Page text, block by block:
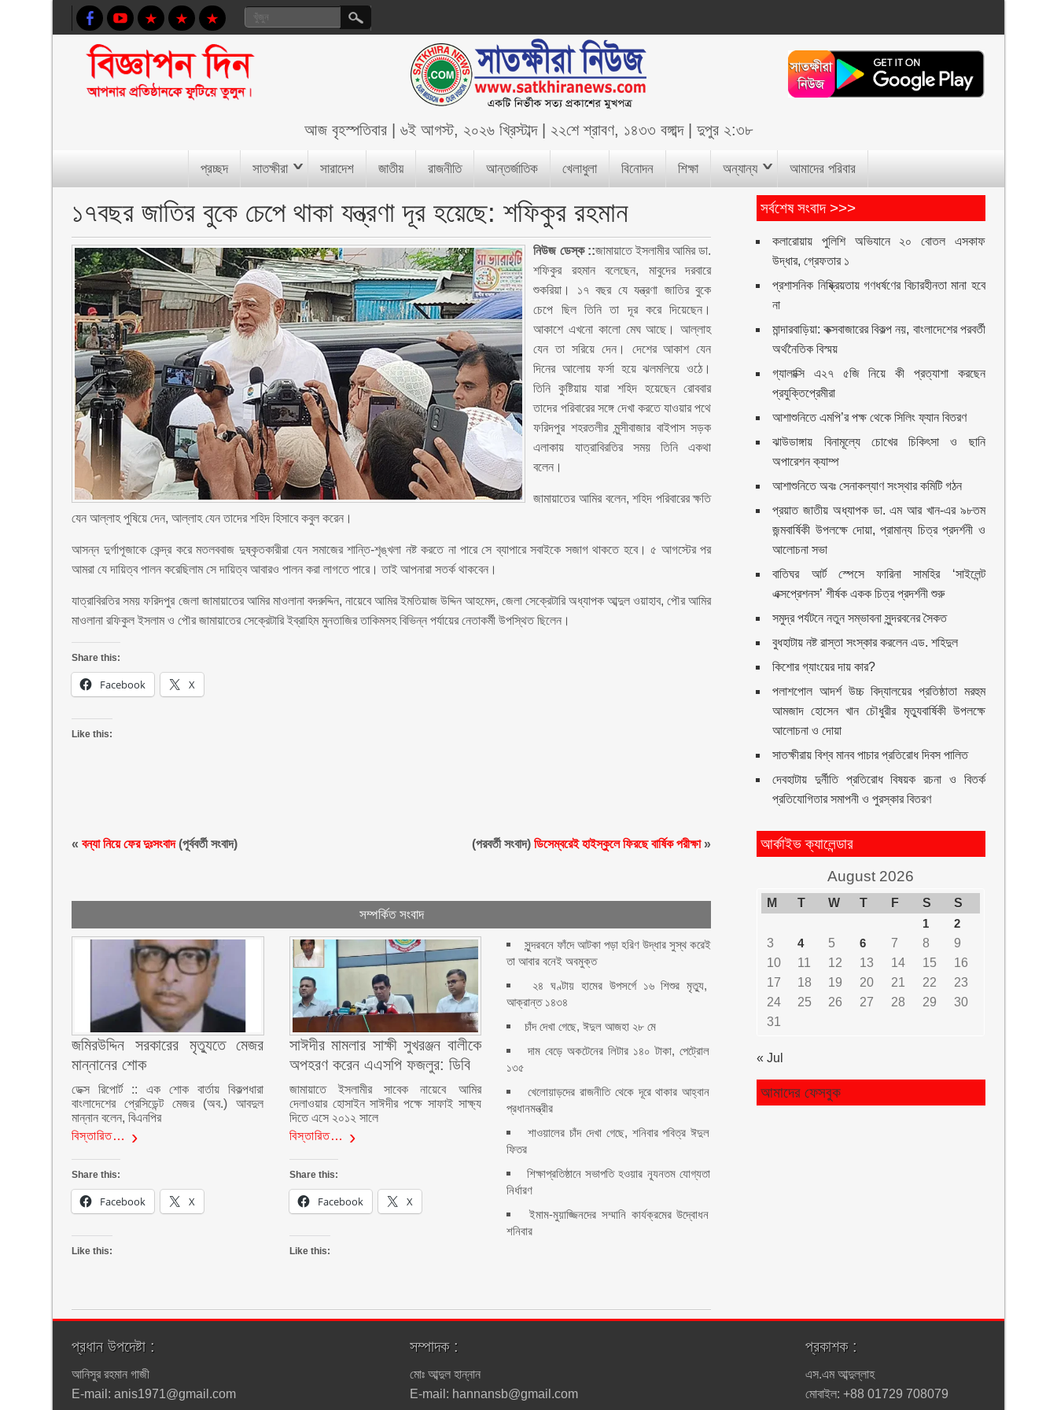
আজ বৃহস্পতিবার| ৬ই আগস্ট, ২০২৬ খ্রিস্টাব্দ| ২২শে শ্রাবণ, ১৪৩৩ বঙ্গাব্দ| দুপুর ২:৩৮
প্রচ্ছদ সাতক্ষীরা সারাদেশ জাতীয় রাজনীতি আন্তর্জাতিক খেলাধুলা বিনোদন শিক্ষা অন্যান্য আমাদের পরিবার
১৭বছর জাতির বুকে চেপে থাকা যন্ত্রণা দূর হয়েছে: শফিকুর রহমান
নিউজ ডেস্ক ::জামায়াতে ইসলামীর আমির ডা.
শফিকুর রহমান বলেছেন, মাবুদের দরবারে
শুকরিয়া। ১৭ বছর যে যন্ত্রণা জাতির বুকে
চেপে ছিল তিনি তা দূর করে দিয়েছেন।
আকাশে এখনো কালো মেঘ আছে। আল্লাহ
যেন তা সরিয়ে দেন। দেশের আকাশ যেন
দিনের আলোয় ফর্সা হয়ে ঝলমলিয়ে ওঠে।
তিনি কুষ্টিয়ায় যারা শহিদ হয়েছেন রোববার
তাদের পরিবারের সঙ্গে দেখা করতে যাওয়ার পথে
ফরিদপুর শহরতলীর মুন্সীবাজার বাইপাস সড়ক
এলাকায় যাত্রাবিরতির সময় তিনি একথা
বলেন।
জামায়াতের আমির বলেন, শহিদ পরিবারের ক্ষতি
যেন আল্লাহ পুষিয়ে দেন, আল্লাহ যেন তাদের শহিদ হিসাবে কবুল করেন।
আসন্ন দুর্গাপূজাকে কেন্দ্র করে মতলববাজ দুষ্কৃতকারীরা যেন সমাজের শান্তি-শৃঙ্খলা নষ্ট করতে না পারে সে ব্যাপারে সবাইকে সজাগ থাকতে হবে। ৫ আগস্টের পর
আমরা যে দায়িত্ব পালন করেছিলাম সে দায়িত্ব আবারও পালন করা লাগতে পারে। তাই আপনারা সতর্ক থাকবেন।
যাত্রাবিরতির সময় ফরিদপুর জেলা জামায়াতের আমির মাওলানা বদরুদ্দিন, নায়েবে আমির ইমতিয়াজ উদ্দিন আহমেদ, জেলা সেক্রেটারি অধ্যাপক আব্দুল ওয়াহাব, পৌর আমির
মাওলানা রফিকুল ইসলাম ও পৌর জামায়াতের সেক্রেটারি ইব্রাহিম মুনতাজির তাকিমসহ বিভিন্ন পর্যায়ের নেতাকর্মী উপস্থিত ছিলেন।
Share this:
Facebook X
Like this:
«বন্যা নিয়ে ফের দুঃসংবাদ(পূর্ববর্তী সংবাদ) (পরবর্তী সংবাদ)ডিসেম্বরেই হাইস্কুলে ফিরছে বার্ষিক পরীক্ষা»
সম্পর্কিত সংবাদ
জমিরউদ্দিন সরকারের মৃত্যুতে মেজর
মান্নানের শোক
ডেক্স রিপোর্ট :: এক শোক বার্তায় বিকল্পধারা
বাংলাদেশের প্রেসিডেন্ট মেজর (অব.) আবদুল
মান্নান বলেন, বিএনপির
বিস্তারিত…
Share this:
Facebook X
Like this:
সাঈদীর মামলার সাক্ষী সুখরঞ্জন বালীকে
অপহরণ করেন এএসপি ফজলুর: ডিবি
জামায়াতে ইসলামীর সাবেক নায়েবে আমির
দেলাওয়ার হোসাইন সাঈদীর পক্ষে সাফাই সাক্ষ্য
দিতে এসে ২০১২ সালে
বিস্তারিত…
Share this:
Facebook X
Like this:
সুন্দরবনে ফাঁদে আটকা পড়া হরিণ উদ্ধার সুস্থ করেই
তা আবার বনেই অবমুক্ত
২৪ ঘণ্টায় হামের উপসর্গে ১৬ শিশুর মৃত্যু,
আক্রান্ত ১৪৩৪
চাঁদ দেখা গেছে, ঈদুল আজহা ২৮ মে
দাম বেড়ে অকটেনের লিটার ১৪০ টাকা, পেট্রোল
১৩৫
খেলোয়াড়দের রাজনীতি থেকে দূরে থাকার আহ্বান
প্রধানমন্ত্রীর
শাওয়ালের চাঁদ দেখা গেছে, শনিবার পবিত্র ঈদুল
ফিতর
শিক্ষাপ্রতিষ্ঠানে সভাপতি হওয়ার ন্যূনতম যোগ্যতা
নির্ধারণ
ইমাম-মুয়াজ্জিনদের সম্মানি কার্যক্রমের উদ্বোধন
শনিবার
সর্বশেষ সংবাদ >>>
কলারোয়ায় পুলিশি অভিযানে ২০ বোতল এসকাফ
উদ্ধার, গ্রেফতার ১
প্রশাসনিক নিষ্ক্রিয়তায় গণধর্ষণের বিচারহীনতা মানা হবে
না
মান্দারবাড়িয়া: কক্সবাজারের বিকল্প নয়, বাংলাদেশের পরবর্তী
অর্থনৈতিক বিস্ময়
গ্যালাক্সি এ২৭ ৫জি নিয়ে কী প্রত্যাশা করছেন
প্রযুক্তিপ্রেমীরা
আশাশুনিতে এমপি’র পক্ষ থেকে সিলিং ফ্যান বিতরণ
ঝাউডাঙ্গায় বিনামূল্যে চোখের চিকিৎসা ও ছানি
অপারেশন ক্যাম্প
আশাশুনিতে অবঃ সেনাকল্যাণ সংস্থার কমিটি গঠন
প্রয়াত জাতীয় অধ্যাপক ডা. এম আর খান-এর ৯৮তম
জন্মবার্ষিকী উপলক্ষে দোয়া, প্রামান্য চিত্র প্রদর্শনী ও
আলোচনা সভা
বাতিঘর আর্ট স্পেসে ফারিনা সামহির ‘সাইলেন্ট
এক্সপ্রেশনস’ শীর্ষক একক চিত্র প্রদর্শনী শুরু
সমুদ্র পর্যটনে নতুন সম্ভাবনা সুন্দরবনের সৈকত
বুধহাটায় নষ্ট রাস্তা সংস্কার করলেন এড. শহিদুল
কিশোর গ্যাংয়ের দায় কার?
পলাশপোল আদর্শ উচ্চ বিদ্যালয়ের প্রতিষ্ঠাতা মরহুম
আমজাদ হোসেন খান চৌধুরীর মৃত্যুবার্ষিকী উপলক্ষে
আলোচনা ও দোয়া
সাতক্ষীরায় বিশ্ব মানব পাচার প্রতিরোধ দিবস পালিত
দেবহাটায় দুর্নীতি প্রতিরোধ বিষয়ক রচনা ও বিতর্ক
প্রতিযোগিতার সমাপনী ও পুরস্কার বিতরণ
আর্কাইভ ক্যালেন্ডার
August 2026
M T W T F S
S
1
2
3
4 5 6 7 8
9
10
11 12 13 14 15
16
17
18 19 20 21 22
23
24
25 26 27 28 29
30
31
« Jul
আমাদের ফেসবুক
প্রধান উপদেষ্টা :
আনিসুর রহমান গাজী
E-mail: anis1971@gmail.com
সম্পাদক :
মোঃ আব্দুল হান্নান
E-mail: hannansb@gmail.com
প্রকাশক :
এস.এম আব্দুল্লাহ
মোবাইল: +88 01729 708079